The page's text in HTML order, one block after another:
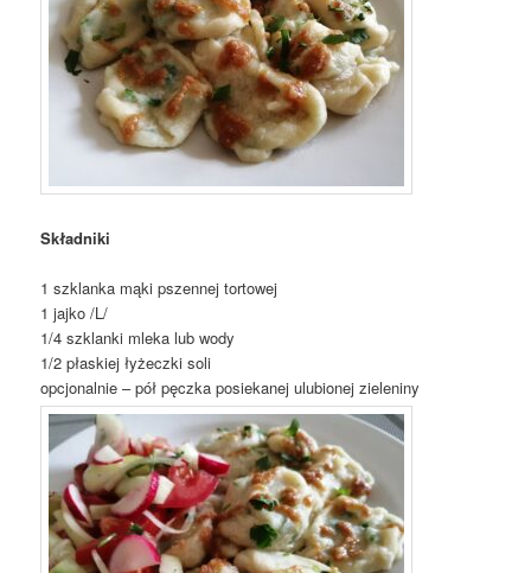
Składniki
1 szklanka mąki pszennej tortowej
1 jajko /L/
1/4 szklanki mleka lub wody
1/2 płaskiej łyżeczki soli
opcjonalnie – pół pęczka posiekanej ulubionej zieleniny